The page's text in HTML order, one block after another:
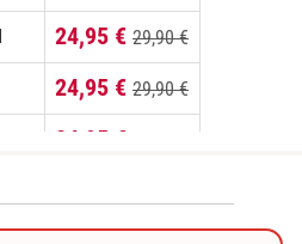
24,95 € 29,90 €
24,95 € 29,90 €
24,95 €